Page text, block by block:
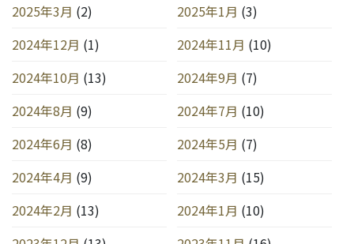
2025年3月 (2) 2025年1月 (3)
2024年12月 (1) 2024年11月 (10)
2024年10月 (13) 2024年9月 (7)
2024年8月 (9) 2024年7月 (10)
2024年6月 (8) 2024年5月 (7)
2024年4月 (9) 2024年3月 (15)
2024年2月 (13) 2024年1月 (10)